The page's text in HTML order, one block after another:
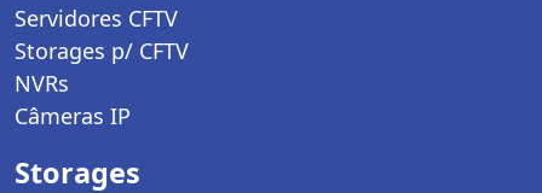
Servidores CFTV
Storages p/ CFTV
NVRs
Câmeras IP
Storages